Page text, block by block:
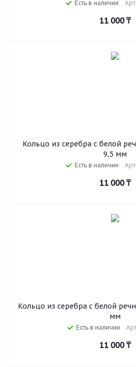
Есть в наличии
11 000₸
Кольцо из серебра с белой
9,5 мм
Есть в наличии
11 000₸
Кольцо из серебра с белой
мм
Есть в наличии
11 000₸